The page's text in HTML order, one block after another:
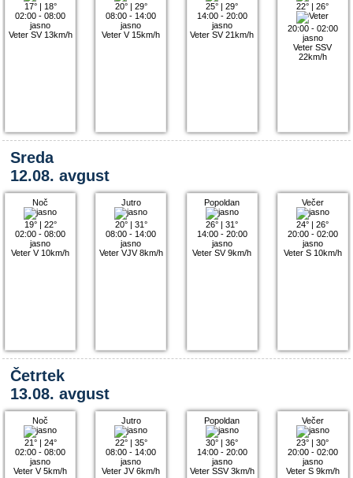
17°| 18°
02:00 - 08:00
jasno
Veter SV 13km/h
20°| 29°
08:00 - 14:00
jasno
Veter V 15km/h
25° |29°
14:00 - 20:00
jasno
Veter SV 21km/h
22° |26°
20:00 - 02:00
jasno
Veter SSV
22km/h
Sreda
12.08. avgust
Noč
19°| 22°
02:00 - 08:00
jasno
Veter V 10km/h
Jutro
20°| 31°
08:00 - 14:00
jasno
Veter VJV 8km/h
Popoldan
26° |31°
14:00 - 20:00
jasno
Veter SV 9km/h
Večer
24° |26°
20:00 - 02:00
jasno
Veter S 10km/h
Četrtek
13.08. avgust
Noč
21°| 24°
02:00 - 08:00
jasno
Veter V 5km/h
Jutro
22°| 35°
08:00 - 14:00
jasno
Veter JV 6km/h
Popoldan
30° |36°
14:00 - 20:00
jasno
Veter SSV 3km/h
Večer
23° |30°
20:00 - 02:00
jasno
Veter S 9km/h